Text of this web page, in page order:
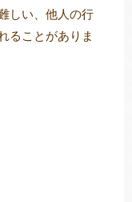
しい、他人の行
ることがありま